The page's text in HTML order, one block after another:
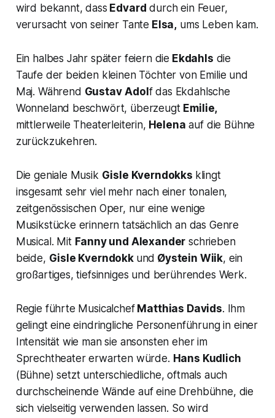
wird bekannt, dass Edvard durch ein Feuer,
verursacht von seiner Tante Elsa, ums Leben kam.
Ein halbes Jahr später feiern die Ekdahls die
Taufe der beiden kleinen Töchter von Emilie und
Maj. Während Gustav Adol f das Ekdahlsche
Wonneland beschwört, überzeugt Emilie,
mittlerweile Theaterleiterin, Helena auf die Bühne
zurückzukehren.
Die geniale Musik Gisle Kverndokks klingt
insgesamt sehr viel mehr nach einer tonalen,
zeitgenössischen Oper, nur eine wenige
Musikstücke erinnern tatsächlich an das Genre
Musical. Mit Fanny und Alexander schrieben
beide, Gisle Kverndokk und Øystein Wiik, ein
großartiges, tiefsinniges und berührendes Werk.
Regie führte MusicalchefMatthias Davids. Ihm
gelingt eine eindringliche Personenführung in einer
Intensität wie man sie ansonsten eher im
Sprechtheater erwarten würde. Hans Kudlich
(Bühne) setzt unterschiedliche, oftmals auch
durchscheinende Wände auf eine Drehbühne, die
sich vielseitig verwenden lassen. So wird